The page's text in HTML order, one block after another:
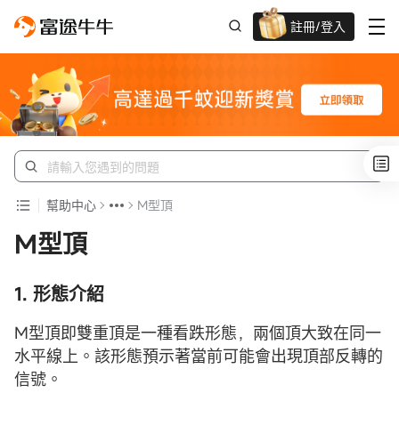
註冊/登入
高達過千蚊獎賞
幫助中心 M型頂
M型頂
1. 形態介紹
M型頂即雙重頂是一種看跌形態，兩個頂大致在同一
水平線上。該形態預示著當前可能會出現頂部反轉的
信號。